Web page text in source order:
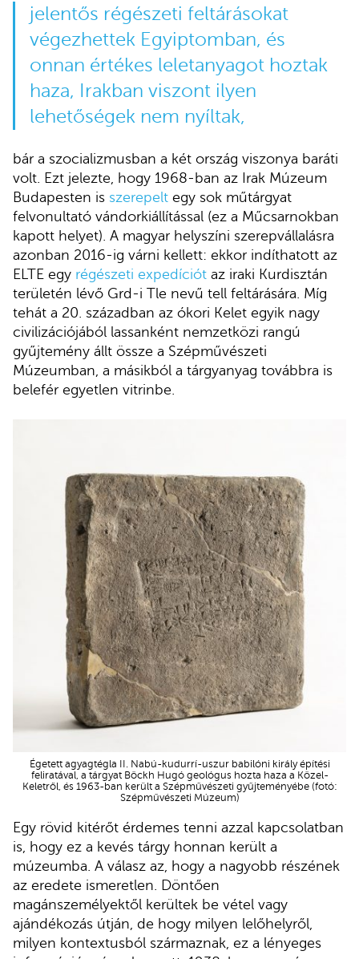
jelentős régészeti feltárásokat
végezhettek Egyiptomban, és
onnan értékes leletanyagot hoztak
haza, Irakban viszont ilyen
lehetőségek nem nyíltak,
bár a szocializmusban a két ország viszonya baráti
volt. Ezt jelezte, hogy 1968-ban az Irak Múzeum
Budapesten is szerepelt egy sok műtárgyat
felvonultató vándorkiállítással (ez a Műcsarnokban
kapott helyet). A magyar helyszíni szerepvállalásra
azonban 2016-ig várni kellett: ekkor indíthatott az
ELTE egy régészeti expedíciót az iraki Kurdisztán
területén lévő Grd-i Tle nevű tell feltárására. Míg
tehát a 20. században az ókori Kelet egyik nagy
civilizációjából lassanként nemzetközi rangú
gyűjtemény állt össze a Szépművészeti
Múzeumban, a másikból a tárgyanyag továbbra is
belefér egyetlen vitrinbe.
Égetett agyagtégla II. Nabú-kudurrí-uszur babilóni király építési
feliratával, a tárgyat Böckh Hugó geológus hozta haza a Közel-
Keletről, és 1963-ban került a Szépművészeti gyűjteményébe (fotó:
Szépművészeti Múzeum)
Egy rövid kitérőt érdemes tenni azzal kapcsolatban
is, hogy ez a kevés tárgy honnan került a
múzeumba. A válasz az, hogy a nagyobb részének
az eredete ismeretlen. Döntően
magánszemélyektől kerültek be vétel vagy
ajándékozás útján, de hogy milyen lelőhelyről,
milyen kontextusból származnak, ez a lényeges